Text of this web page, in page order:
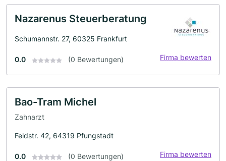
Nazarenus Steuerberatung
Schumannstr. 27, 60325 Frankfurt
0.0 (0 Bewertungen) Firma bewerten
Bao-Tram Michel
Zahnarzt
Feldstr. 42, 64319 Pfungstadt
0.0 (0 Bewertungen) Firma bewerten